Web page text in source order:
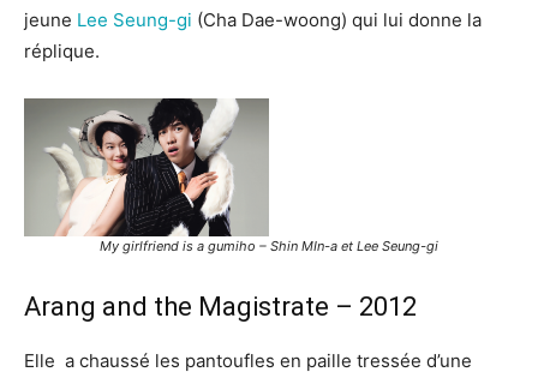
jeune Lee Seung-gi (Cha Dae-woong) qui lui donne la
réplique.
My girlfriend is a gumiho – Shin MIn-a et Lee Seung-gi
Arang and the Magistrate – 2012
Elle a chaussé les pantoufles en paille tressée d’une